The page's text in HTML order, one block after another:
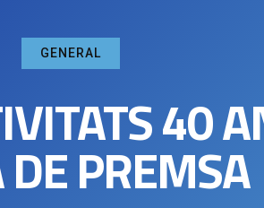
GENERAL
40
PREMSA